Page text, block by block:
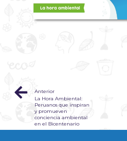
Anterior
La Hora Ambiental:
Peruanos que inspiran
y promueven
conciencia ambiental
en el Bicentenario